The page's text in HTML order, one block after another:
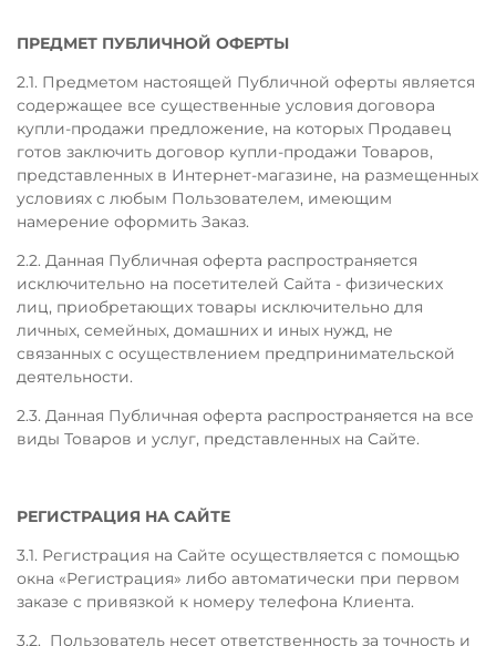
ПРЕДМЕТ ПУБЛИЧНОЙ ОФЕРТЫ
2.1. Предметом настоящей Публичной оферты является
содержащее все существенные условия договора
купли-продажи предложение, на которых Продавец
готов заключить договор купли-продажи Товаров,
представленных в Интернет-магазине, на размещенных
условиях с любым Пользователем, имеющим
намерение оформить Заказ.
2.2. Данная Публичная оферта распространяется
исключительно на посетителей Сайта - физических
лиц, приобретающих товары исключительно для
личных, семейных, домашних и иных нужд, не
связанных с осуществлением предпринимательской
деятельности.
2.3. Данная Публичная оферта распространяется на все
виды Товаров и услуг, представленных на Сайте.
РЕГИСТРАЦИЯ НА САЙТЕ
3.1. Регистрация на Сайте осуществляется с помощью
окна «Регистрация» либо автоматически при первом
заказе с привязкой к номеру телефона Клиента.
3.2. Пользователь несет ответственность за точность и